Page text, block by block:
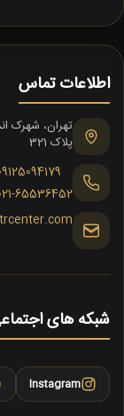
اطلاعات تماس
پلاک 321
65536452
شبکه های
Instagram